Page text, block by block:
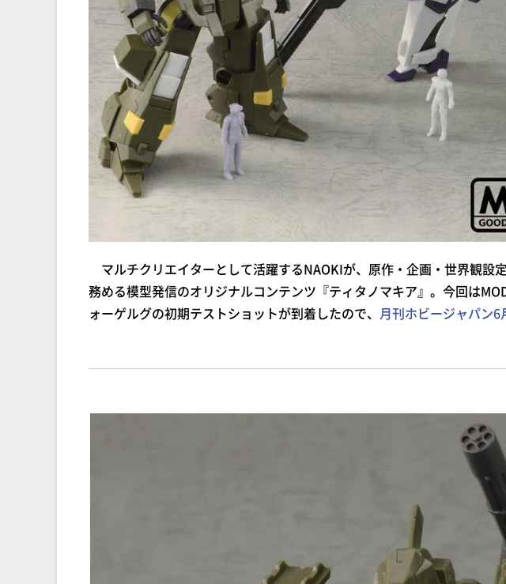
マルチクリエイターとして活躍するNAOKIが、原作・企画・世界観設
務める模型発信のオリジナルコンテンツ『ティタノマキア』。今回は
ォーゲルグの初期テストショットが到着したので、 月刊ホビージャパン6